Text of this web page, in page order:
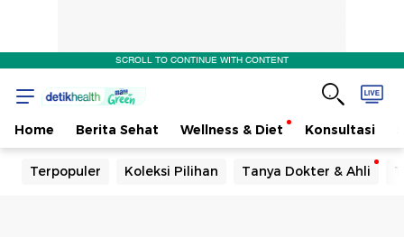
1
SCROLL TO CONTINUE WITH CONTENT
Home Berita Sehat Wellness & Diet Konsultasi
Terpopuler Koleksi Pilihan Tanya Dokter & Ahli